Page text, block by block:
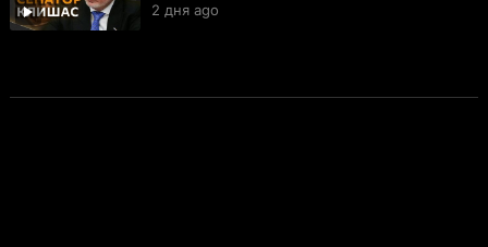
2 дня ago